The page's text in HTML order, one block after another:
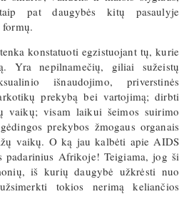
pat daugybės kitų pasaulyje
konstatuoti egzistuojant tų, kurie
Yra nepilnamečių, giliai sužeistų
išnaudojimo, priverstinės
prekybą bei vartojimą; dirbti
vaikų; visam laikui šeimos suirimo
prekybos žmogaus organais
vaikų. O ką jau kalbėti apie AIDS
padarinius Afrikoje! Teigiama, jog ši
iš kurių daugybė užkrėsti nuo
tokios nerimą keliančios